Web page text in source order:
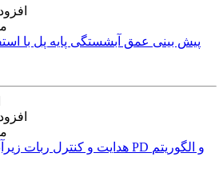
پیش بینی عمق آبشستگی پایه پل با